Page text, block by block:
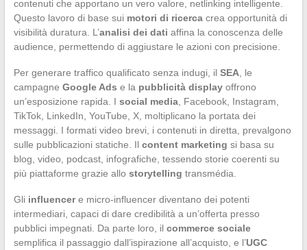
contenuti che apportano un vero valore, netlinking intelligente.
Questo lavoro di base sui motori di ricercacrea opportunità di
visibilità duratura. L’analisi dei dati affina la conoscenza delle
audience, permettendo di aggiustare le azioni con precisione.
Per generare traffico qualificato senza indugi, il SEA, le
campagne Google Ads e la pubblicità displayoffrono
un’esposizione rapida. I social media, Facebook, Instagram,
TikTok, LinkedIn, YouTube, X, moltiplicano la portata dei
messaggi. I formati video brevi, i contenuti in diretta, prevalgono
sulle pubblicazioni statiche. Il content marketing si basa su
blog, video, podcast, infografiche, tessendo storie coerenti su
più piattaforme grazie allo storytelling transmédia.
Gli influencere micro-influencer diventano dei potenti
intermediari, capaci di dare credibilità a un’offerta presso
pubblici impegnati. Da parte loro, il commerce sociale
semplifica il passaggio dall’ispirazione all’acquisto, e l’UGC